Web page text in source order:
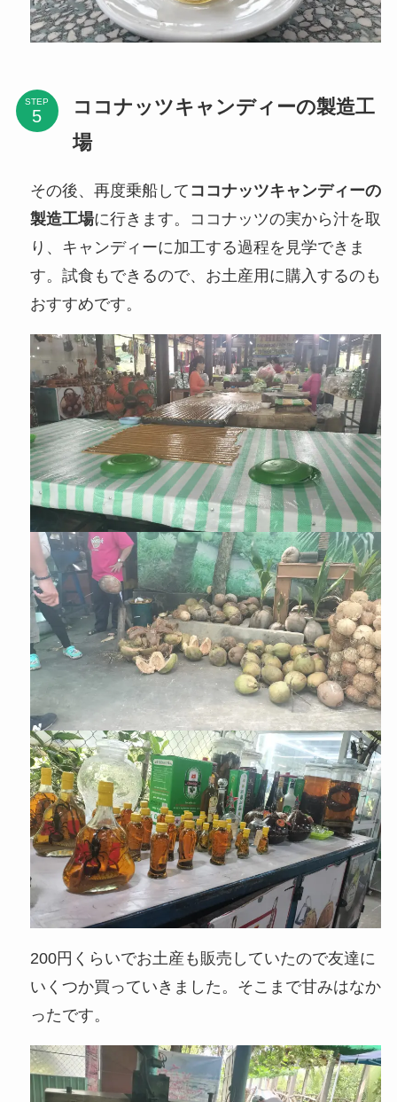
STEP
ココナッツキャンディーの製造工
場
その後、再度乗船して ココナッツキャンディーの
製造工場に行きます。ココナッツの実から汁を取
り、キャンディーに加工する過程を見学できま
す。試食もできるので、お土産用に購入するのも
おすすめです。
200円くらいでお土産も販売していたので友達に
いくつか買っていきました。そこまで甘みはなか
ったです。